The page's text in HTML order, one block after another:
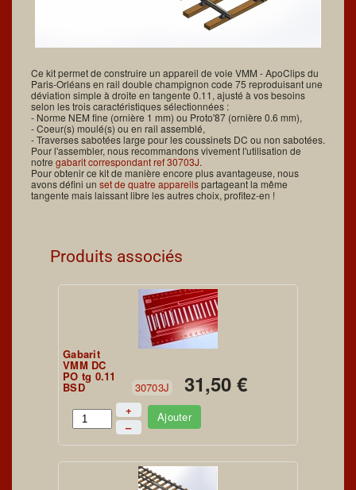
Ce kit permet de construire un appareil de voie VMM - ApoClips du
Paris-Orléans en rail double champignon code 75 reproduisant une
déviation simple à droite en tangente 0.11, ajusté à vos besoins
selon les trois caractéristiques sélectionnées :
- Norme NEM fine (ornière 1 mm) ou Proto'87 (ornière 0.6 mm),
- Coeur(s) moulé(s) ou en rail assemblé,
- Traverses sabotées large pour les coussinets DC ou non sabotées.
Pour l'assembler, nous recommandons vivement l'utilisation de
notre gabarit correspondant ref 30703J.
Pour obtenir ce kit de manière encore plus avantageuse, nous
avons défini un set de quatre appareilspartageant la même
tangente mais laissant libre les autres choix, profitez-en !
Produits associés
Gabarit
VMM DC
PO tg 0.11
BSD 30703J 31,50 €
+
–
Ajouter